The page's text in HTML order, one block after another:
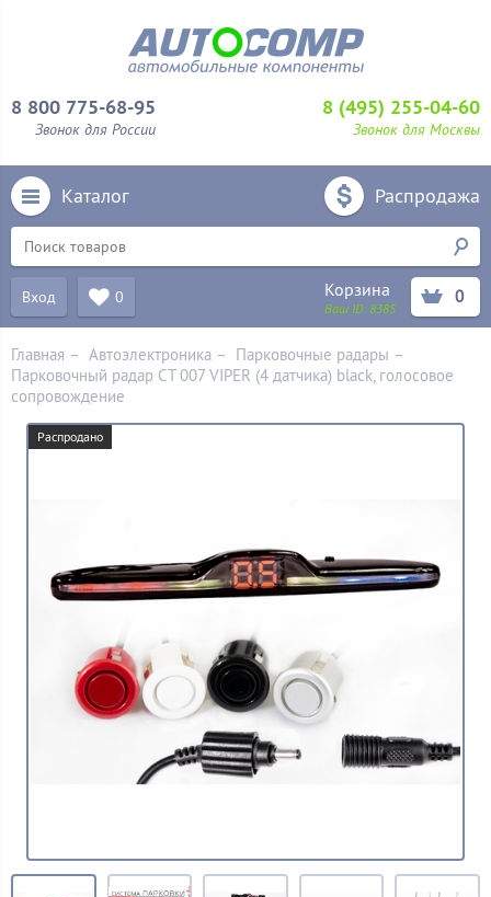
8 800 775-68-95
Звонок для России
8 (495) 255-04-60
Звонок для Москвы
Каталог Распродажа
Вход 0 Корзина
Ваш ID:8385
0
Главная – Автоэлектроника – Парковочные радары –
Парковочный радар СТ 007 VIPER (4 датчика) black, голосовое
сопровождение
Распродано